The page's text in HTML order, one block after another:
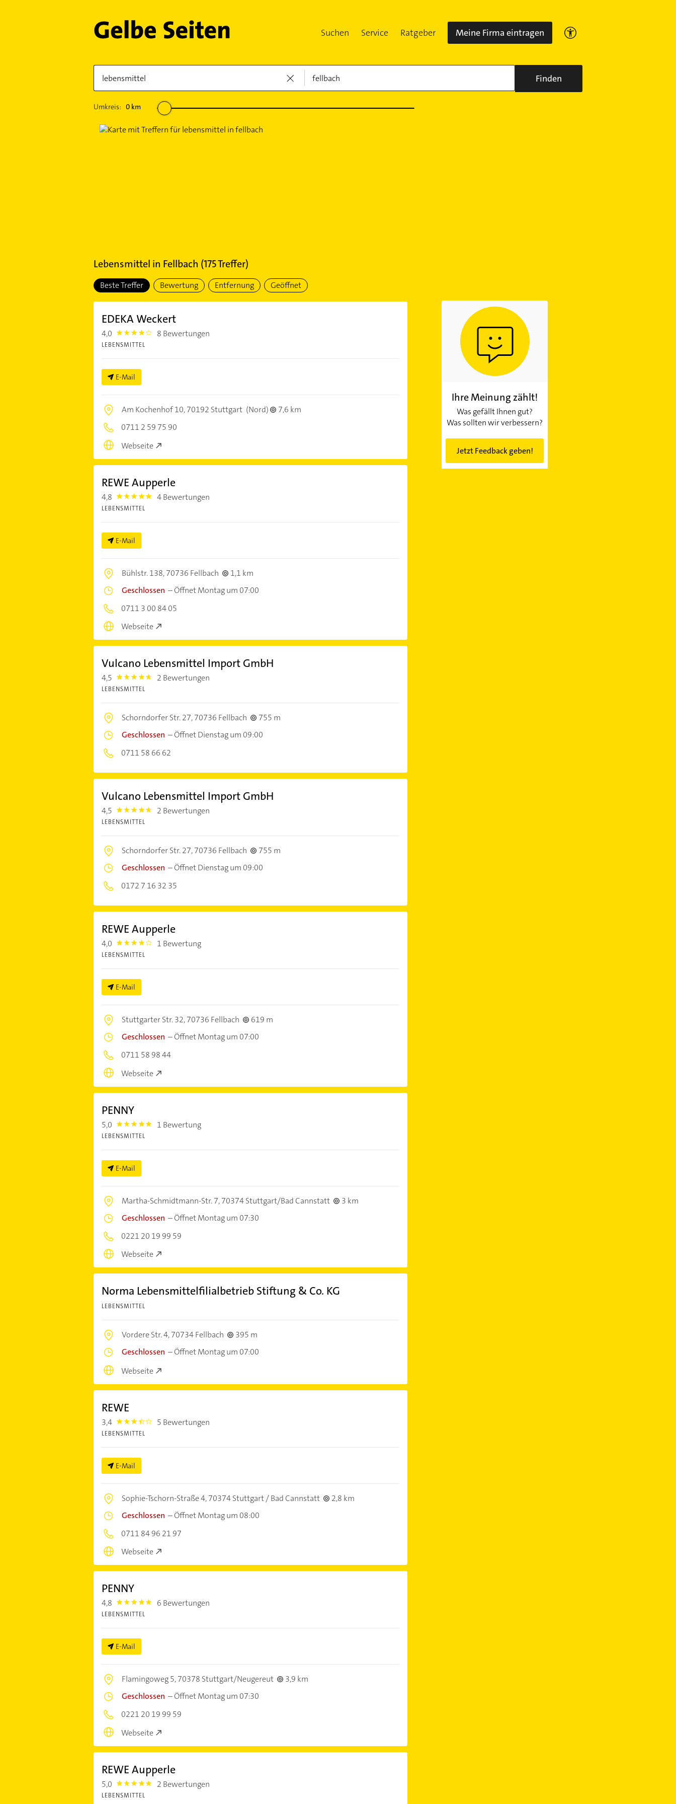
Suchen Service Ratgeber Meine Firma eintragen
Finden
Umkreis: 0km
Lebensmittel in Fellbach (175Treffer)
Beste Treffer Bewertung Entfernung Geöffnet
EDEKA Weckert
4,0 4.0 8 Bewertungen
LEBENSMITTEL
E-Mail
Am Kochenhof 10,70192 Stuttgart (Nord)
7,6 km
0711 2 59 75 90
Webseite
REWE Aupperle
4,8 4.8 4 Bewertungen
LEBENSMITTEL
E-Mail
Bühlstr. 138,70736 Fellbach
1,1 km
Geschlossen –Öffnet Montag um 07:00
0711 3 00 84 05
Webseite
Vulcano Lebensmittel Import GmbH
4,5 4.5 2 Bewertungen
LEBENSMITTEL
Schorndorfer Str. 27,70736 Fellbach
755 m
Geschlossen –Öffnet Dienstag um 09:00
0711 58 66 62
Vulcano Lebensmittel Import GmbH
4,5 4.5 2 Bewertungen
LEBENSMITTEL
Schorndorfer Str. 27,70736 Fellbach
755 m
Geschlossen –Öffnet Dienstag um 09:00
0172 7 16 32 35
REWE Aupperle
4,0 4.0 1 Bewertung
LEBENSMITTEL
E-Mail
Stuttgarter Str. 32,70736 Fellbach
619 m
Geschlossen –Öffnet Montag um 07:00
0711 58 98 44
Webseite
PENNY
5,0 5.0 1 Bewertung
LEBENSMITTEL
E-Mail
Martha-Schmidtmann-Str. 7,70374 Stuttgart/Bad Cannstatt
3 km
Geschlossen –Öffnet Montag um 07:30
0221 20 19 99 59
Webseite
Norma Lebensmittelfilialbetrieb Stiftung & Co. KG
LEBENSMITTEL
Vordere Str. 4,70734 Fellbach
395 m
Geschlossen –Öffnet Montag um 07:00
Webseite
REWE
3,4 3.4 5 Bewertungen
LEBENSMITTEL
E-Mail
Sophie-Tschorn-Straße 4,70374 Stuttgart / Bad Cannstatt
2,8 km
Geschlossen –Öffnet Montag um 08:00
0711 84 96 21 97
Webseite
PENNY
4,8 4.8 6 Bewertungen
LEBENSMITTEL
E-Mail
Flamingoweg 5,70378 Stuttgart/Neugereut
3,9 km
Geschlossen –Öffnet Montag um 07:30
0221 20 19 99 59
Webseite
REWE Aupperle
5,0 5.0 2 Bewertungen
LEBENSMITTEL
Ihre Meinung zählt!
Was gefällt Ihnen gut?
Was sollten wir verbessern?
Jetzt Feedback geben!